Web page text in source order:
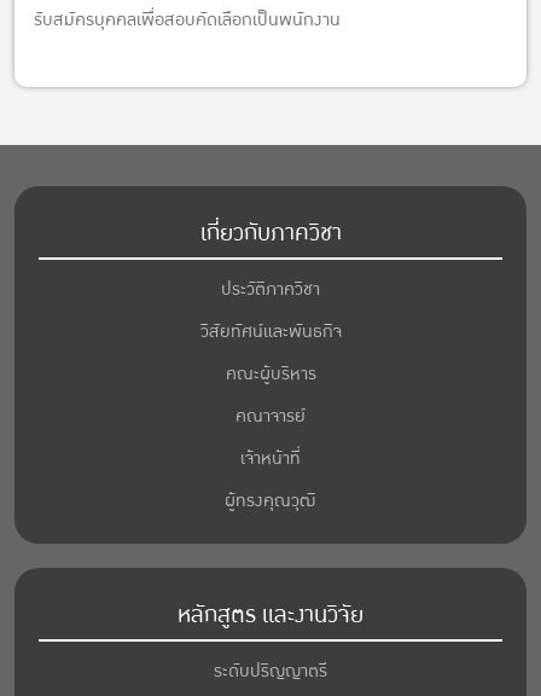
รับสมัครบุคคลเพื่อสอบคัดเลือกเป็นพนักงาน
เกี่ยวกับภาควิชา
ประวัติภาควิชา
วิสัยทัศน์และพันธกิจ
คณะผู้บริหาร
คณาจารย์
เจ้าหน้าที่
ผู้ทรงคุณวุฒิ
หลักสูตร และงานวิจัย
ระดับปริญญาตรี